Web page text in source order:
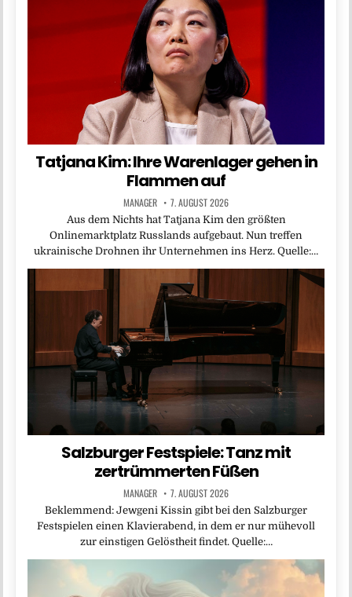
Tatjana Kim: Ihre Warenlager gehen in
Flammen auf
MANAGER 7. AUGUST 2026
Aus dem Nichts hat Tatjana Kim den größten
Onlinemarktplatz Russlands aufgebaut. Nun treffen
ukrainische Drohnen ihr Unternehmen ins Herz. Quelle:…
Salzburger Festspiele: Tanz mit
zertrümmerten Füßen
MANAGER 7. AUGUST 2026
Beklemmend: Jewgeni Kissin gibt bei den Salzburger
Festspielen einen Klavierabend, in dem er nur mühevoll
zur einstigen Gelöstheit findet. Quelle:…